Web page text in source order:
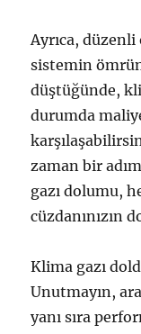
Ayrıca,
sistemin
düştüğünde,
durumda
zaman bir
gazı dolumu,
cüzdanınızın
Klima gazı
Unutmayın,
yanı sıra